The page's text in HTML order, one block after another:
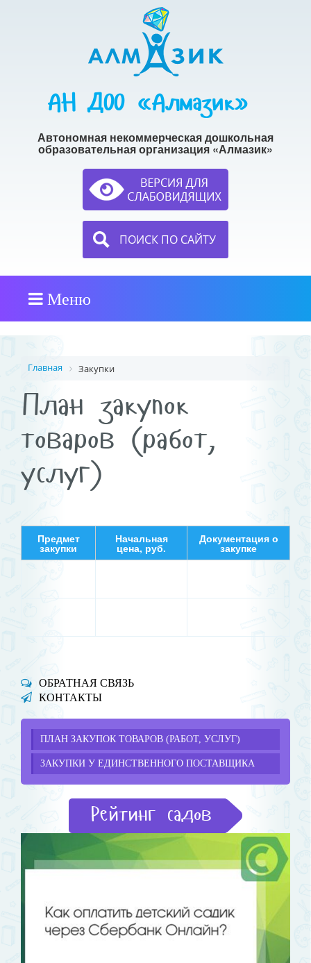
АН ДОО «Алмазик»
Автономная некоммерческая дошкольная
образовательная организация «Алмазик»
ПОИСК ПО САЙТУ
Меню
Главная Закупки
План закупок
товаров (работ,
услуг)
Предмет
закупки
Начальная
цена, руб.
Документация о
закупке
ОБРАТНАЯ СВЯЗЬ
КОНТАКТЫ
ПЛАН ЗАКУПОК ТОВАРОВ (РАБОТ, УСЛУГ)
ЗАКУПКИ У ЕДИНСТВЕННОГО ПОСТАВЩИКА
Рейтинг садов